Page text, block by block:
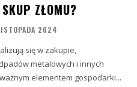
ZŁOMU?
2024
się w zakupie,
metalowych i innych
elementem gospodarki...